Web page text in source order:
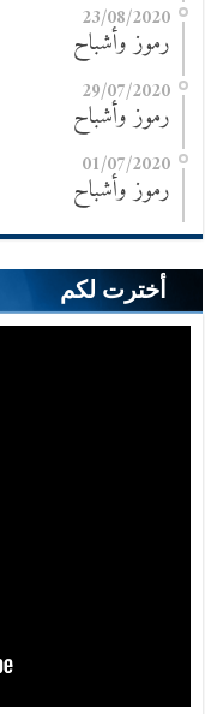
23/08/2020
رموز وأشباح
29/07/2020
رموز وأشباح
01/07/2020
رموز وأشباح
أخترت لكم